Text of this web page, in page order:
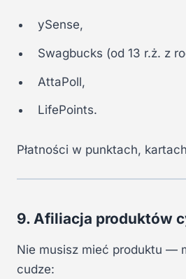
ySense,
Swagbucks (od 13 r.ż. z
AttaPoll,
LifePoints.
Płatności w punktach,
9. Afiliacja produktów
Nie musisz mieć produktu —
cudze: